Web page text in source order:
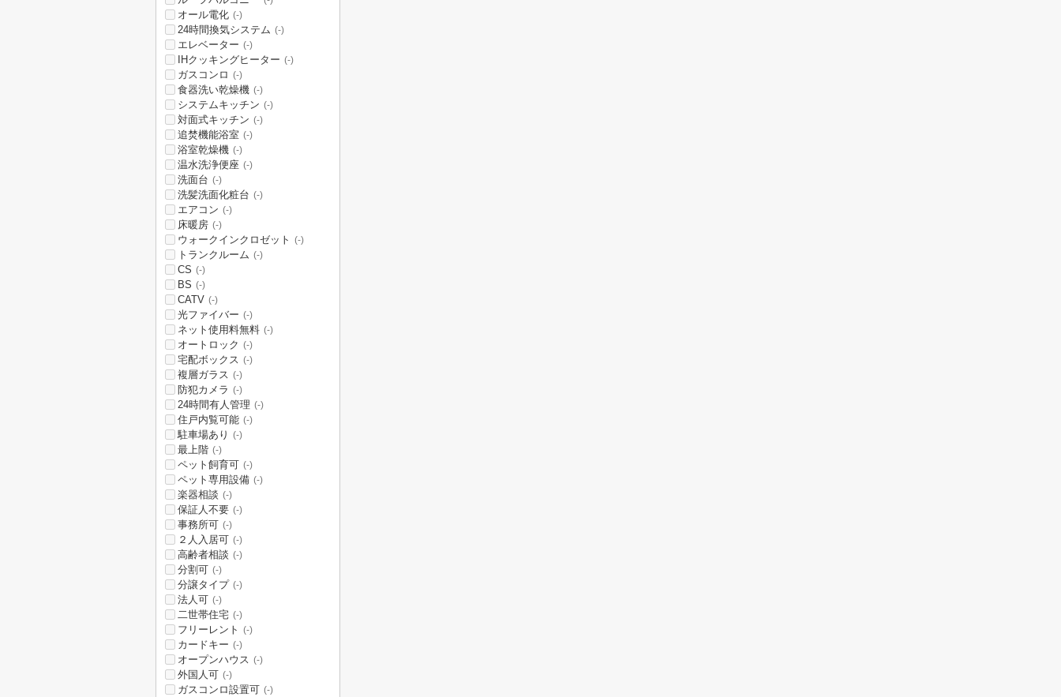
オール電化 (-)
24時間換気システム (-)
エレベーター (-)
IHクッキングヒーター (-)
ガスコンロ (-)
食器洗い乾燥機 (-)
システムキッチン (-)
対面式キッチン (-)
追焚機能浴室 (-)
浴室乾燥機 (-)
温水洗浄便座 (-)
洗面台 (-)
洗髪洗面化粧台 (-)
エアコン (-)
床暖房 (-)
ウォークインクロゼット (-)
トランクルーム (-)
CS (-)
BS (-)
CATV (-)
光ファイバー (-)
ネット使用料無料 (-)
オートロック (-)
宅配ボックス (-)
複層ガラス (-)
防犯カメラ (-)
24時間有人管理 (-)
住戸内覧可能 (-)
駐車場あり (-)
最上階 (-)
ペット飼育可 (-)
ペット専用設備 (-)
楽器相談 (-)
保証人不要 (-)
事務所可 (-)
２人入居可 (-)
高齢者相談 (-)
分割可 (-)
分譲タイプ (-)
法人可 (-)
二世帯住宅 (-)
フリーレント (-)
カードキー (-)
オープンハウス (-)
外国人可 (-)
ガスコンロ設置可 (-)